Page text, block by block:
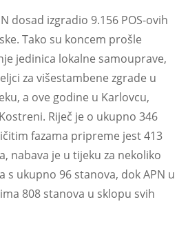
dosad izgradio 9.156 POS-ovih
Tako su koncem prošle
jedinica lokalne samouprave,
za višestambene zgrade u
a ove godine u Karlovcu,
Riječ je o ukupno 346
fazama pripreme jest 413
nabava je u tijeku za nekoliko
s ukupno 96 stanova, dok APN u
808 stanova u sklopu svih